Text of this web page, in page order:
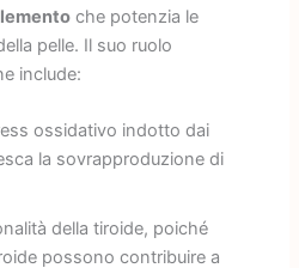
che potenzia le
pelle. Il suo ruolo
include:
ossidativo indotto dai
la sovrapproduzione di
della tiroide, poiché
possono contribuire a